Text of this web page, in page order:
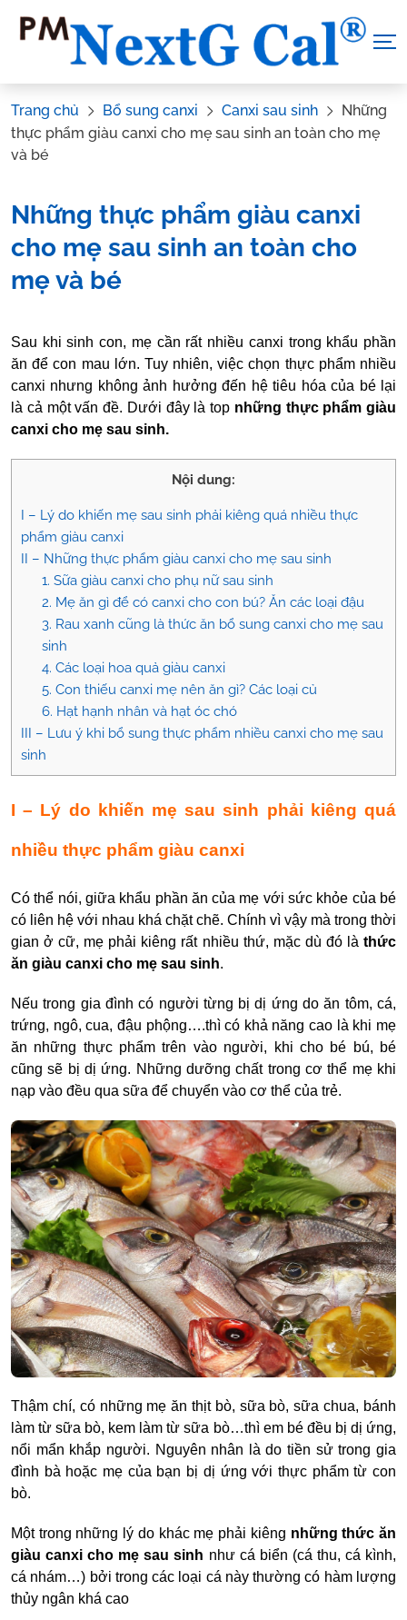
Trang chủ Bổ sung canxi Canxi sau sinh
Những
thực phẩm giàu canxi cho mẹ sau sinh an toàn cho mẹ
và bé
Những thực phẩm giàu canxi
cho mẹ sau sinh an toàn cho
mẹ và bé
Tác Giả: Canxi NextG Cal Tham vấn y khoa:
Dược sĩ Vũ Thị
Hậu
Sau khi sinh con, mẹ cần rất nhiều canxi trong khẩu phần
ăn để con mau lớn. Tuy nhiên, việc chọn thực phẩm nhiều
canxi nhưng không ảnh hưởng đến hệ tiêu hóa của bé lại
là cả một vấn đề. Dưới đây là top những thực phẩm giàu
canxi cho mẹ sau sinh.
Nội dung:
I – Lý do khiến mẹ sau sinh phải kiêng quá nhiều thực
phẩm giàu canxi
II – Những thực phẩm giàu canxi cho mẹ sau sinh
1. Sữa giàu canxi cho phụ nữ sau sinh
2. Mẹ ăn gì để có canxi cho con bú? Ăn các loại đậu
3. Rau xanh cũng là thức ăn bổ sung canxi cho mẹ sau
sinh
4. Các loại hoa quả giàu canxi
5. Con thiếu canxi mẹ nên ăn gì? Các loại củ
6. Hạt hạnh nhân và hạt óc chó
III – Lưu ý khi bổ sung thực phẩm nhiều canxi cho mẹ sau
sinh
I – Lý do khiến mẹ sau sinh phải kiêng quá
nhiều thực phẩm giàu canxi
Có thể nói, giữa khẩu phần ăn của mẹ với sức khỏe của bé
có liên hệ với nhau khá chặt chẽ. Chính vì vậy mà trong thời
gian ở cữ, mẹ phải kiêng rất nhiều thứ, mặc dù đó là thức
ăn giàu canxi cho mẹ sau sinh.
Nếu trong gia đình có người từng bị dị ứng do ăn tôm, cá,
trứng, ngô, cua, đậu phộng….thì có khả năng cao là khi mẹ
ăn những thực phẩm trên vào người, khi cho bé bú, bé
cũng sẽ bị dị ứng. Những dưỡng chất trong cơ thể mẹ khi
nạp vào đều qua sữa để chuyển vào cơ thể của trẻ.
Thậm chí, có những mẹ ăn thịt bò, sữa bò, sữa chua, bánh
làm từ sữa bò, kem làm từ sữa bò…thì em bé đều bị dị ứng,
nổi mẩn khắp người. Nguyên nhân là do tiền sử trong gia
đình bà hoặc mẹ của bạn bị dị ứng với thực phẩm từ con
bò.
Một trong những lý do khác mẹ phải kiêng những thức ăn
giàu canxi cho mẹ sau sinh như cá biển (cá thu, cá kình,
cá nhám…) bởi trong các loại cá này thường có hàm lượng
thủy ngân khá cao